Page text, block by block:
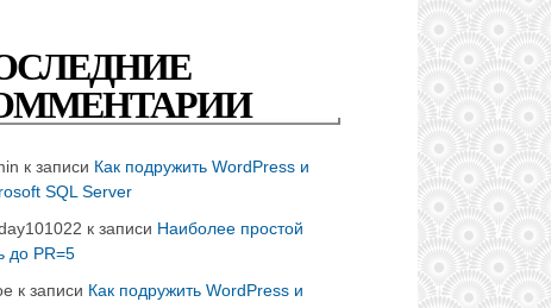
к записи Как подружить WordPress и
SQL Server
к записи Наиболее простой
до PR=5
к записи Как подружить WordPress и